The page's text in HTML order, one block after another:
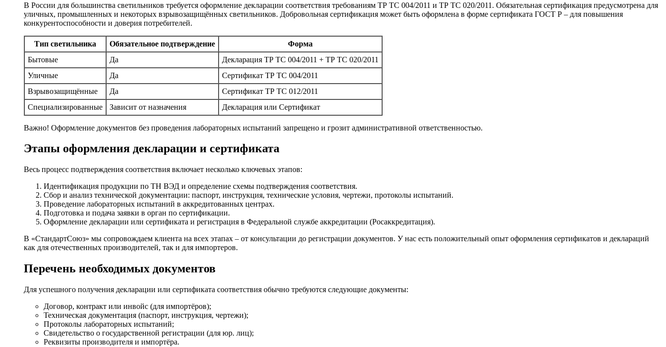
В России для большинства светильников требуется оформление декларации соответствия требованиям ТР ТС 004/2011 и ТР ТС 020/2011. Обязательная сертификация предусмотрена для
уличных, промышленных и некоторых взрывозащищённых светильников. Добровольная сертификация может быть оформлена в форме сертификата ГОСТ Р – для повышения
конкурентоспособности и доверия потребителей.
Тип светильника Обязательное подтверждение
Форма
Бытовые
Да
Декларация ТР ТС 004/2011 + ТР ТС 020/2011
Уличные
Да
Сертификат ТР ТС 004/2011
Взрывозащищённые
Да
Сертификат ТР ТС 012/2011
Специализированные
Зависит от назначения Декларация или Сертификат
Важно! Оформление документов без проведения лабораторных испытаний запрещено и грозит административной ответственностью.
Этапы оформления декларации и сертификата
Весь процесс подтверждения соответствия включает несколько ключевых этапов:
Идентификация продукции по ТН ВЭД и определение схемы подтверждения соответствия.
Сбор и анализ технической документации: паспорт, инструкция, технические условия, чертежи, протоколы испытаний.
Проведение лабораторных испытаний в аккредитованных центрах.
Подготовка и подача заявки в орган по сертификации.
Оформление декларации или сертификата и регистрация в Федеральной службе аккредитации (Росаккредитация).
В «СтандартСоюз» мы сопровождаем клиента на всех этапах – от консультации до регистрации документов. У нас есть положительный опыт оформления сертификатов и деклараций
как для отечественных производителей, так и для импортеров.
Перечень необходимых документов
Для успешного получения декларации или сертификата соответствия обычно требуются следующие документы:
Договор, контракт или инвойс (для импортёров);
Техническая документация (паспорт, инструкция, чертежи);
Протоколы лабораторных испытаний;
Свидетельство о государственной регистрации (для юр. лиц);
Реквизиты производителя и импортёра.